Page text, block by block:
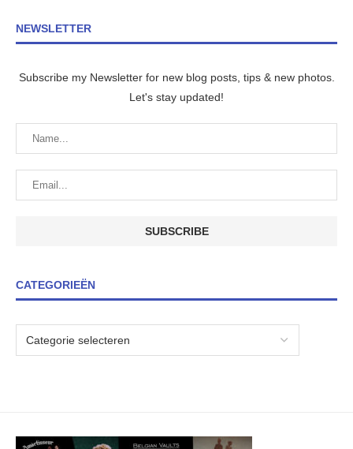
NEWSLETTER
Subscribe my Newsletter for new blog posts, tips & new photos.
Let's stay updated!
CATEGORIEËN